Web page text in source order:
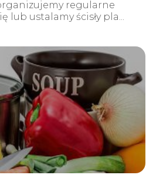
regularne
lub ustalamy ścisły pla...